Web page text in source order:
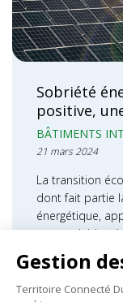
Sobriété
positive,
BÂTIMENTS
21 mars 2024
La transition
dont fait partie
énergétique,
renouvelable,
LIRE LA SUITE